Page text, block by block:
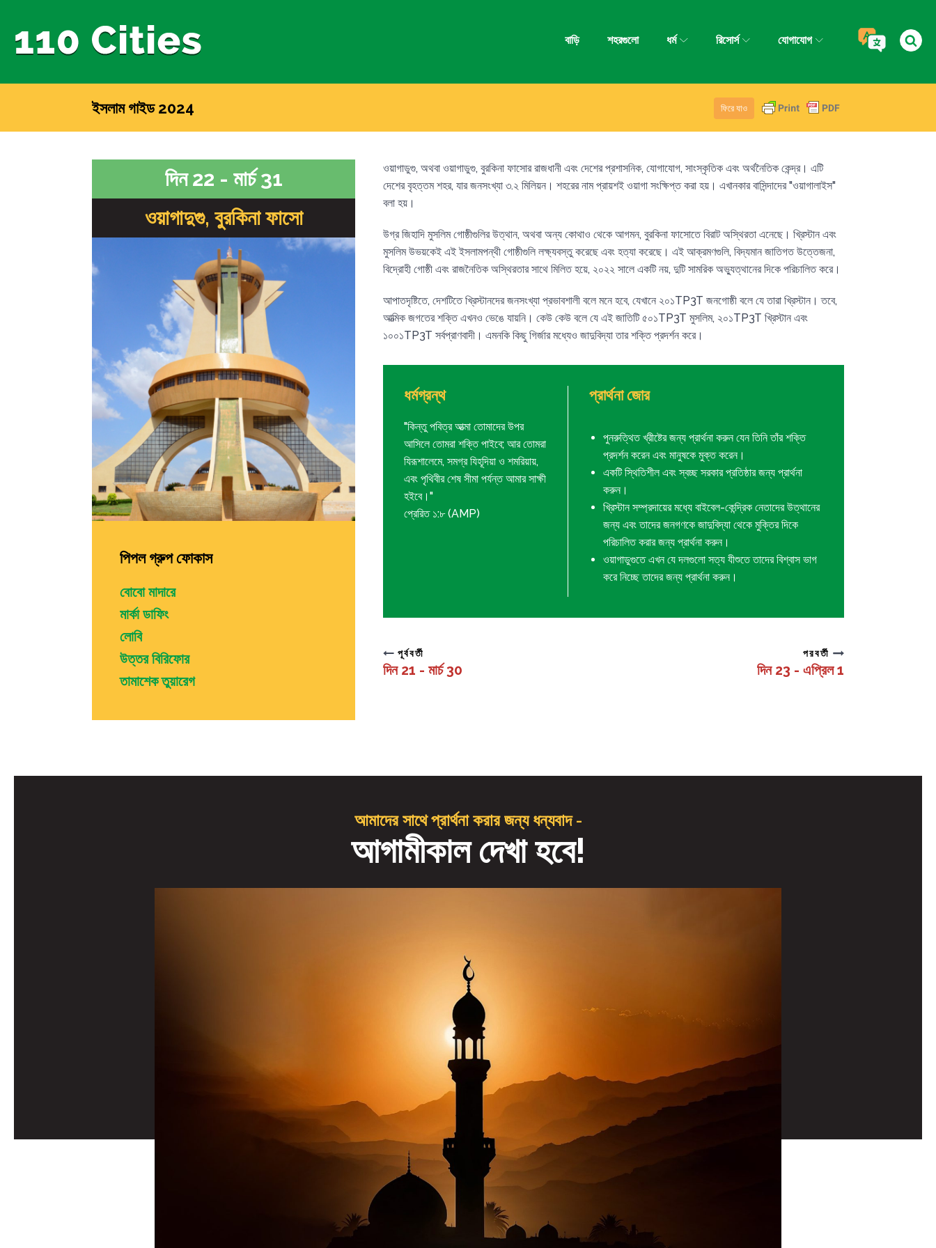
বাড়ি শহরগুলো ধর্ম রিসোর্স যোগাযোগ
ইসলাম গাইড 2024 ফিরে যাও
দিন 22 - মার্চ 31
ওয়াগাদুগু, বুরকিনা ফাসো
পিপল গ্রুপ ফোকাস
বোবো মাদারে
মার্কা ডাফিং
লোবি
উত্তর বিরিফোর
তামাশেক তুয়ারেগ
ওয়াগাডুগু, অথবা ওয়াগাডুগু, বুরকিনা ফাসোর রাজধানী এবং দেশের প্রশাসনিক, যোগাযোগ, সাংস্কৃতিক এবং অর্থনৈতিক কেন্দ্র। এটি
দেশের বৃহত্তম শহর, যার জনসংখ্যা ৩.২ মিলিয়ন। শহরের নাম প্রায়শই ওয়াগা সংক্ষিপ্ত করা হয়। এখানকার বাসিন্দাদের "ওয়াগালাইস"
বলা হয়।
উগ্র জিহাদি মুসলিম গোষ্ঠীগুলির উত্থান, অথবা অন্য কোথাও থেকে আগমন, বুরকিনা ফাসোতে বিরাট অস্থিরতা এনেছে। খ্রিস্টান এবং
মুসলিম উভয়কেই এই ইসলামপন্থী গোষ্ঠীগুলি লক্ষ্যবস্তু করেছে এবং হত্যা করেছে। এই আক্রমণগুলি, বিদ্যমান জাতিগত উত্তেজনা,
বিদ্রোহী গোষ্ঠী এবং রাজনৈতিক অস্থিরতার সাথে মিলিত হয়ে, ২০২২ সালে একটি নয়, দুটি সামরিক অভ্যুত্থানের দিকে পরিচালিত করে।
আপাতদৃষ্টিতে, দেশটিতে খ্রিস্টানদের জনসংখ্যা প্রভাবশালী বলে মনে হবে, যেখানে ২০১TP3T জনগোষ্ঠী বলে যে তারা খ্রিস্টান। তবে,
আত্মিক জগতের শক্তি এখনও ভেঙে যায়নি। কেউ কেউ বলে যে এই জাতিটি ৫০১TP3T মুসলিম, ২০১TP3T খ্রিস্টান এবং
১০০১TP3T সর্বপ্রাণবাদী। এমনকি কিছু গির্জার মধ্যেও জাদুবিদ্যা তার শক্তি প্রদর্শন করে।
ধর্মগ্রন্থ
"কিন্তু পবিত্র আত্মা তোমাদের উপর
আসিলে তোমরা শক্তি পাইবে; আর তোমরা
যিরূশালেমে, সমগ্র যিহূদিয়া ও শমরিয়ায়,
এবং পৃথিবীর শেষ সীমা পর্যন্ত আমার সাক্ষী
হইবে।"
প্রেরিত ১:৮ (AMP)
প্রার্থনা জোর
পুনরুত্থিত খ্রীষ্টের জন্য প্রার্থনা করুন যেন তিনি তাঁর শক্তি
প্রদর্শন করেন এবং মানুষকে মুক্ত করেন।
একটি স্থিতিশীল এবং স্বচ্ছ সরকার প্রতিষ্ঠার জন্য প্রার্থনা
করুন।
খ্রিস্টান সম্প্রদায়ের মধ্যে বাইবেল-কেন্দ্রিক নেতাদের উত্থানের
জন্য এবং তাদের জনগণকে জাদুবিদ্যা থেকে মুক্তির দিকে
পরিচালিত করার জন্য প্রার্থনা করুন।
ওয়াগাডুগুতে এখন যে দলগুলো সত্য যীশুতে তাদের বিশ্বাস ভাগ
করে নিচ্ছে তাদের জন্য প্রার্থনা করুন।
পূর্ববর্তী
দিন 21 - মার্চ 30
পরবর্তী
দিন 23 - এপ্রিল 1
আমাদের সাথে প্রার্থনা করার জন্য ধন্যবাদ -
আগামীকাল দেখা হবে!